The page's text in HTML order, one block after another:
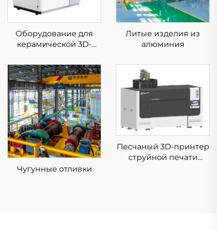
Оборудование для
керамической 3D-
Литые изделия из
алюминия
Чугунные отливки
Песчаный 3D-принтер
струйной печати